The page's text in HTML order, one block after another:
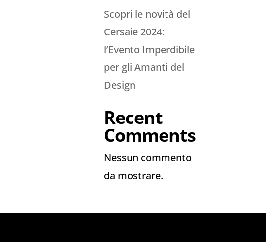
Scopri le novità del
Cersaie 2024:
l’Evento Imperdibile
per gli Amanti del
Design
Recent
Comments
Nessun commento
da mostrare.